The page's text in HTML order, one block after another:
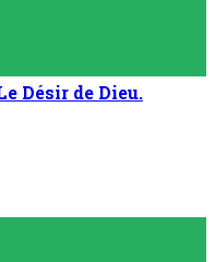
Désir de Dieu.